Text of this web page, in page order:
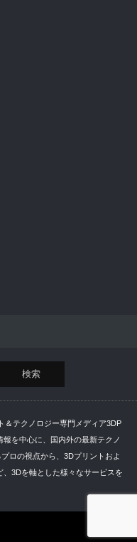
＆テクノロジー専門メディア3DP
を中心に、国内外の最新テクノ
ロの視点から、3Dプリントおよ
3Dを軸とした様々なサービスを